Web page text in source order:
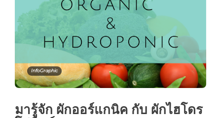
InfoGraphic
มารู้จัก ผักออร์แกนิค กับ ผักไฮโดร